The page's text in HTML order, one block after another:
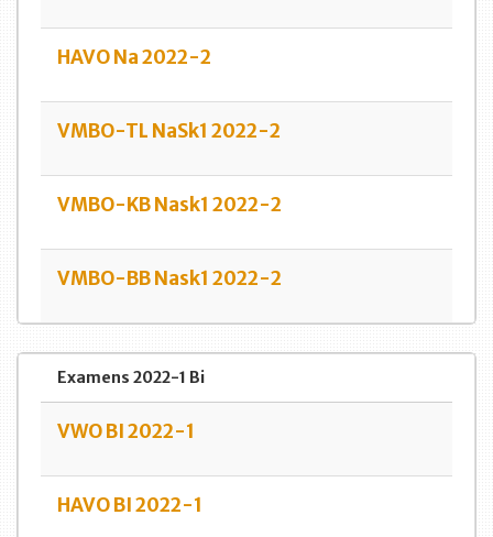
HAVO Na 2022-2
VMBO-TL NaSk1 2022-2
VMBO-KB Nask1 2022-2
VMBO-BB Nask1 2022-2
Examens 2022-1 Bi
VWO BI 2022-1
HAVO BI 2022-1